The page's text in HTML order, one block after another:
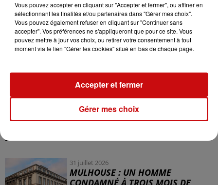
Carnaval Jettingen - Roland
LES AUTRES ACTUALITÉS
31 juillet 2026
MULHOUSE : UN HOMME
CONDAMNÉ À TROIS MOIS DE
Vous pouvez accepter en cliquant sur "Accepter et fermer", ou affiner en
sélectionnant les finalités et/ou partenaires dans "Gérer mes choix".
Vous pouvez également refuser en cliquant sur "Continuer sans
accepter". Vos préférences ne s'appliqueront que pour ce site. Vous
pouvez mettre à jour vos choix, ou retirer votre consentement à tout
moment via le lien "Gérer les cookies" situé en bas de chaque page.
Gérer mes choix
Accepter et fermer